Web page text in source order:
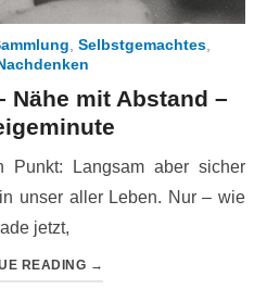
Selbstgemachtes
Nähe mit Abstand –
Punkt: Langsam aber sicher
unser aller Leben. Nur – wie
jetzt,
READING →